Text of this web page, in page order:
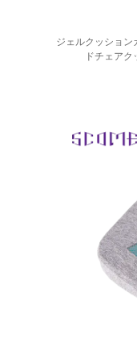
ジェルクッション
ドチェア